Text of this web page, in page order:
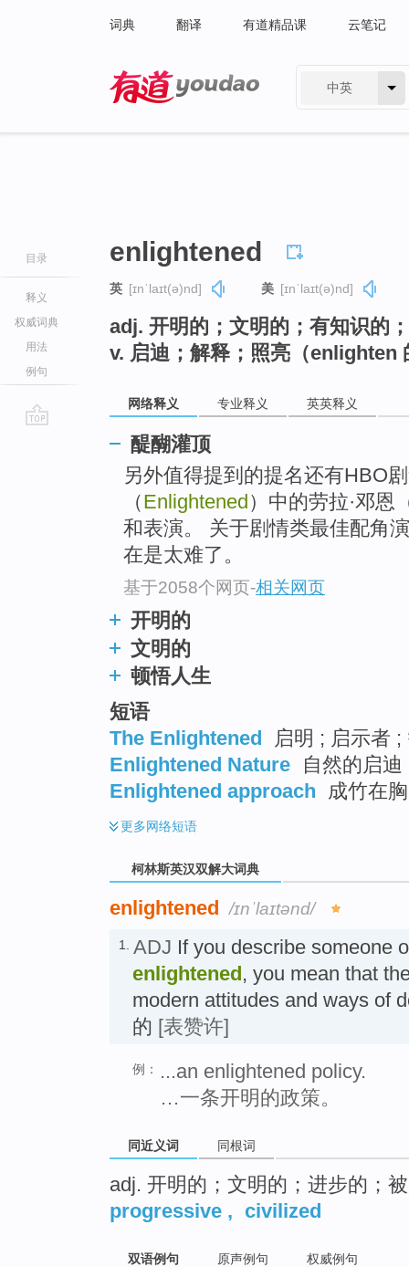
词典 翻译 有道精品课 云笔记
中英
目录
释义
权威词典
用法
例句
enlightened
英 [ɪnˈlaɪt(ə)nd] 美 [ɪnˈlaɪt(ə)nd]
adj. 开明的；文明的；有知识的
v. 启迪；解释；照亮（enlighten
网络释义 专业释义 英英释义
醍醐灌顶
另外值得提到的提名还有HBO
（Enlightened ）中的劳拉·邓恩
和表演。 关于剧情类最佳配角
在是太难了。
基于2058个网页-相关网页
开明的
文明的
顿悟人生
短语
The Enlightened
启明 ; 启示者
Enlightened Nature
自然的启迪
Enlightened approach
成竹在胸
更多网络短语
柯林斯英汉双解大词典
enlightened /ɪnˈlaɪtənd/
1. ADJ If you describe someone
enlightened, you mean that
modern attitudes and ways of
的 [表赞许]
例：
...an enlightened policy.
…一条开明的政策。
同近义词 同根词
adj. 开明的；文明的；进步的；
progressive , civilized
双语例句 原声例句 权威例句